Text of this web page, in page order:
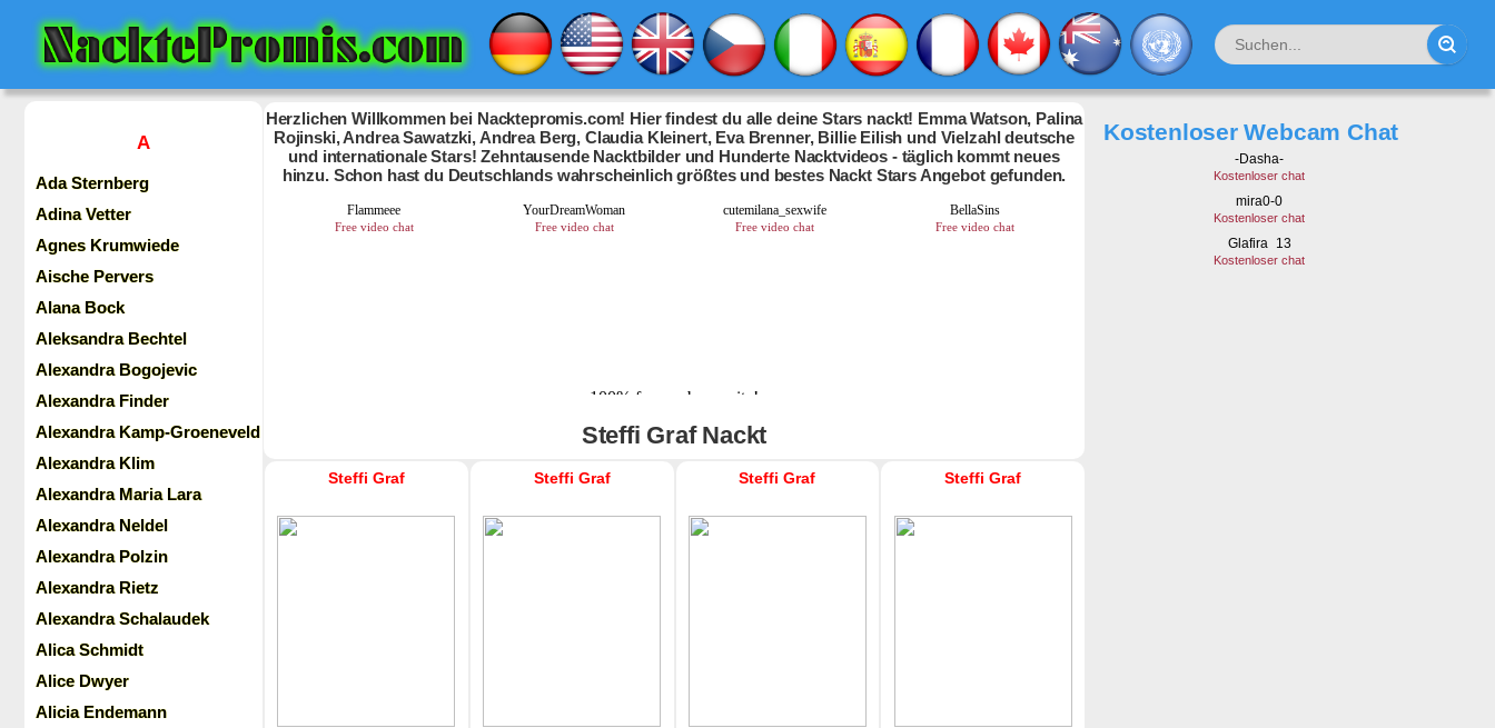
A
Ada Sternberg
Adina Vetter
Agnes Krumwiede
Aische Pervers
Alana Bock
Aleksandra Bechtel
Alexandra Bogojevic
Alexandra Finder
Alexandra Kamp-Groeneveld
Alexandra Klim
Alexandra Maria Lara
Alexandra Neldel
Alexandra Polzin
Alexandra Rietz
Alexandra Schalaudek
Alica Schmidt
Alice Dwyer
Alicia Endemann
Herzlichen Willkommen bei Nacktepromis.com! Hier findest du alle deine Stars nackt! Emma Watson, Palina
Rojinski, Andrea Sawatzki, Andrea Berg, Claudia Kleinert, Eva Brenner, Billie Eilish und Vielzahl deutsche
und internationale Stars! Zehntausende Nacktbilder und Hunderte Nacktvideos - täglich kommt neues
hinzu. Schon hast du Deutschlands wahrscheinlich größtes und bestes Nackt Stars Angebot gefunden.
Steffi Graf Nackt
Steffi Graf Steffi Graf Steffi Graf Steffi Graf
Kostenloser Webcam Chat